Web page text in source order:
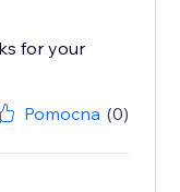
for your
Pomocna (0)